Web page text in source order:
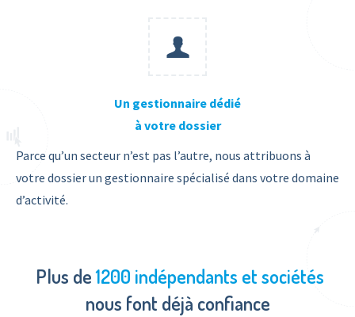
Un gestionnaire dédié
à votre dossier
Parce qu’un secteur n’est pas l’autre, nous attribuons à
votre dossier un gestionnaire spécialisé dans votre domaine
d’activité.
Plus de1200 indépendants et sociétés
nous font déjà confiance